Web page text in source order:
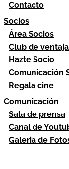
Contacto
Socios
Área Socios
Club de
Hazte Socio
Comunicación
Regala cine
Comunicación
Sala de prensa
Canal de
Galeria de